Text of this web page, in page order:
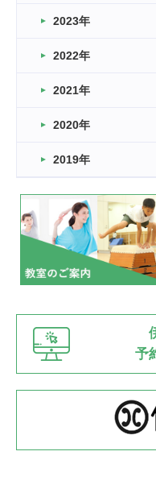
卒業・卒園の季節★
2026.03.11
緑ケ丘体育館
2022.11.03
緑ケ丘体育館
いたっぼーる大会☆彡
緑ケ丘体育館
2022.07.03
市内総合体育大会が開始
緑ケ丘体育館
2022.06.12
県知事杯争奪バレーボ
緑ケ丘体育館
2022.05.05
体育協会長杯 バドミ
2022.05.22
2023年
2022年
2021年
2020年
2019年
予